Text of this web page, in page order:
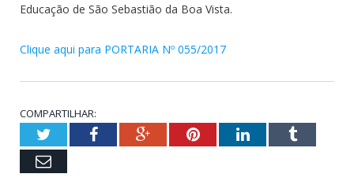
Educação de São Sebastião da Boa Vista.
Clique aqui para PORTARIA Nº 055/2017
COMPARTILHAR:
TwitterFacebookGoogle+PinterestLinkedInTumblr
Email